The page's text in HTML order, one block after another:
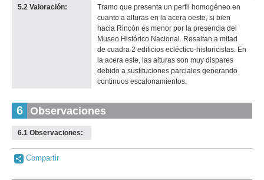
5.2 Valoración:
Tramo que presenta un perfil homogéneo en
cuanto a alturas en la acera oeste, si bien
hacia Rincón es menor por la presencia del
Museo Histórico Nacional. Resaltan a mitad
de cuadra 2 edificios ecléctico-historicistas. En
la acera este, las alturas son muy dispares
debido a sustituciones parciales generando
continuos escalonamientos.
6 Observaciones
6.1 Observaciones:
Compartir